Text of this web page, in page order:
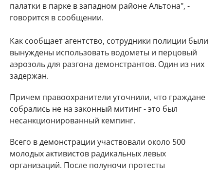
палатки в парке в западном районе Альтона", -
говорится в сообщении.
Как сообщает агентство, сотрудники полиции были
вынуждены использовать водометы и перцовый
аэрозоль для разгона демонстрантов. Один из них
задержан.
Причем правоохранители уточнили, что граждане
собрались не на законный митинг - это был
несанкционированный кемпинг.
Всего в демонстрации участвовали около 500
молодых активистов радикальных левых
организаций. После полуночи протесты